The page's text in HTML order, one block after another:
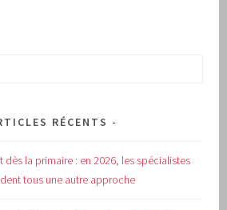
RÉCENTS
dès la primaire : en 2026, les spécialistes
tous une autre approche